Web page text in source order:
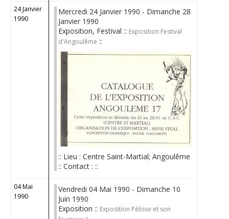
24 Janvier
1990
Mercredi 24 Janvier 1990 - Dimanche 28
Janvier 1990
Exposition, Festival :: Exposition Festival
d'Angoulême ::
:: Lieu : Centre Saint-Martial; Angoulême
:: Contact : ::
04 Mai
1990
Vendredi 04 Mai 1990 - Dimanche 10
Juin 1990
Exposition :: Exposition Pélisse et son